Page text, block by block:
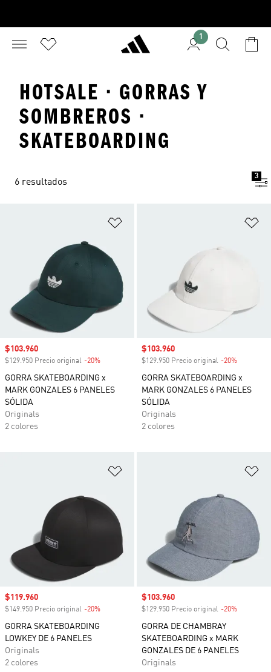
1
HOTSALE · GORRAS Y
SOMBREROS ·
SKATEBOARDING
6 resultados
3
Precio de venta
$103.960
$129.950 Precio original -20%
GORRA SKATEBOARDING x
MARK GONZALES 6 PANELES
SÓLIDA
Originals
2 colores
Precio de venta
$103.960
$129.950 Precio original -20%
GORRA SKATEBOARDING x
MARK GONZALES 6 PANELES
SÓLIDA
Originals
2 colores
Precio de venta
$119.960
$149.950 Precio original -20%
GORRA SKATEBOARDING
LOWKEY DE 6 PANELES
Originals
2 colores
Precio de venta
$103.960
$129.950 Precio original -20%
GORRA DE CHAMBRAY
SKATEBOARDING x MARK
GONZALES DE 6 PANELES
Originals